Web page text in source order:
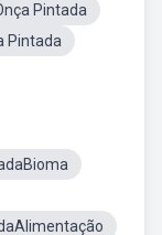
Pintada
Pintada